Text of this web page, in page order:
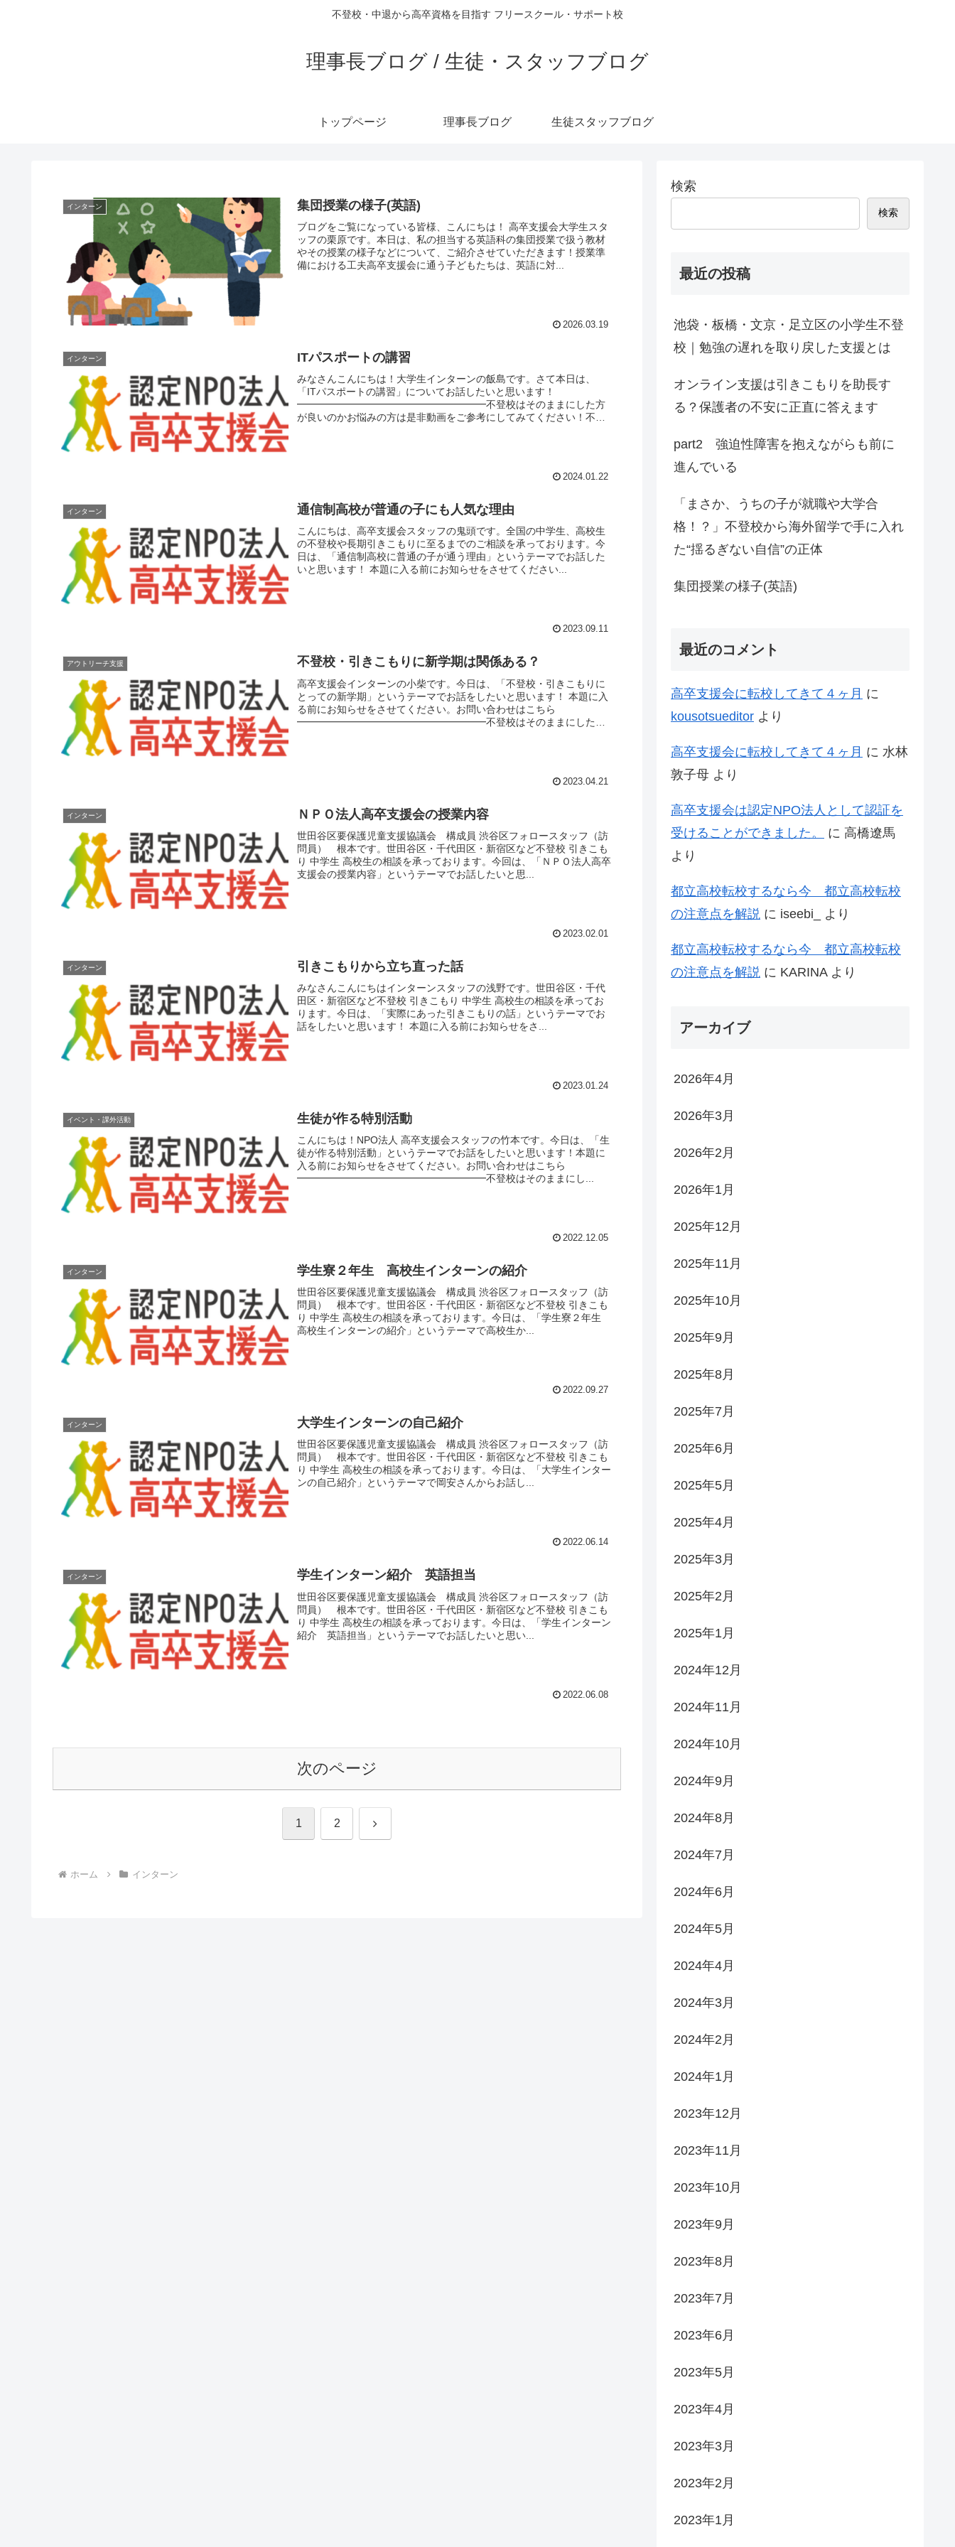
不登校・中退から高卒資格を目指す フリースクール・サポート校
理事長ブログ / 生徒・スタッフブログ
トップページ 理事長ブログ 生徒スタッフブログ
インターン 集団授業の様子(英語)
ブログをご覧になっている皆様、こんにちは！ 高卒支援会大学生スタ
ッフの栗原です。本日は、私の担当する英語科の集団授業で扱う教材
やその授業の様子などについて、ご紹介させていただきます！授業準
備における工夫高卒支援会に通う子どもたちは、英語に対...
2026.03.19
インターン ITパスポートの講習
みなさんこんにちは！大学生インターンの飯島です。さて本日は、
「ITパスポートの講習」についてお話したいと思います！
━━━━━━━━━━━━━━━━━━━不登校はそのままにした方
が良いのかお悩みの方は是非動画をご参考にしてみてください！不登
2024.01.22
インターン 通信制高校が普通の子にも人気な理由
こんにちは、高卒支援会スタッフの鬼頭です。全国の中学生、高校生
の不登校や長期引きこもりに至るまでのご相談を承っております。今
日は、「通信制高校に普通の子が通う理由」というテーマでお話した
いと思います！ 本題に入る前にお知らせをさせてください...
2023.09.11
アウトリーチ支援 不登校・引きこもりに新学期は関係ある？
高卒支援会インターンの小柴です。今日は、「不登校・引きこもりに
とっての新学期」というテーマでお話をしたいと思います！ 本題に入
る前にお知らせをさせてください。お問い合わせはこちら
━━━━━━━━━━━━━━━━━━━不登校はそのままにした
2023.04.21
インターン ＮＰＯ法人高卒支援会の授業内容
世田谷区要保護児童支援協議会 構成員 渋谷区フォロースタッフ（訪
問員） 根本です。世田谷区・千代田区・新宿区など不登校 引きこも
り 中学生 高校生の相談を承っております。今回は、「ＮＰＯ法人高卒
支援会の授業内容」というテーマでお話したいと思...
2023.02.01
インターン 引きこもりから立ち直った話
みなさんこんにちはインターンスタッフの浅野です。世田谷区・千代
田区・新宿区など不登校 引きこもり 中学生 高校生の相談を承ってお
ります。今日は、「実際にあった引きこもりの話」というテーマでお
話をしたいと思います！ 本題に入る前にお知らせをさ...
2023.01.24
イベント・課外活動 生徒が作る特別活動
こんにちは！NPO法人 高卒支援会スタッフの竹本です。今日は、「生
徒が作る特別活動」というテーマでお話をしたいと思います！本題に
入る前にお知らせをさせてください。お問い合わせはこちら
━━━━━━━━━━━━━━━━━━━不登校はそのままにし...
2022.12.05
インターン 学生寮２年生 高校生インターンの紹介
世田谷区要保護児童支援協議会 構成員 渋谷区フォロースタッフ（訪
問員） 根本です。世田谷区・千代田区・新宿区など不登校 引きこも
り 中学生 高校生の相談を承っております。今日は、「学生寮２年生
高校生インターンの紹介」というテーマで高校生か...
2022.09.27
インターン 大学生インターンの自己紹介
世田谷区要保護児童支援協議会 構成員 渋谷区フォロースタッフ（訪
問員） 根本です。世田谷区・千代田区・新宿区など不登校 引きこも
り 中学生 高校生の相談を承っております。今日は、「大学生インター
ンの自己紹介」というテーマで岡安さんからお話し...
2022.06.14
インターン 学生インターン紹介 英語担当
世田谷区要保護児童支援協議会 構成員 渋谷区フォロースタッフ（訪
問員） 根本です。世田谷区・千代田区・新宿区など不登校 引きこも
り 中学生 高校生の相談を承っております。今日は、「学生インターン
紹介 英語担当」というテーマでお話したいと思い...
2022.06.08
次のページ
1 2 次
ホーム インターン
検索
検索
最近の投稿
池袋・板橋・文京・足立区の小学生不登
校｜勉強の遅れを取り戻した支援とは
オンライン支援は引きこもりを助長す
る？保護者の不安に正直に答えます
part2 強迫性障害を抱えながらも前に
進んでいる
「まさか、うちの子が就職や大学合
格！？」不登校から海外留学で手に入れ
た“揺るぎない自信”の正体
集団授業の様子(英語)
最近のコメント
高卒支援会に転校してきて４ヶ月 に
kousotsueditor より
高卒支援会に転校してきて４ヶ月 に 水林
敦子母 より
高卒支援会は認定NPO法人として認証を
受けることができました。
に 高橋遼馬
より
都立高校転校するなら今 都立高校転校
の注意点を解説 に iseebi_ より
都立高校転校するなら今 都立高校転校
の注意点を解説 に KARINAより
アーカイブ
2026年4月
2026年3月
2026年2月
2026年1月
2025年12月
2025年11月
2025年10月
2025年9月
2025年8月
2025年7月
2025年6月
2025年5月
2025年4月
2025年3月
2025年2月
2025年1月
2024年12月
2024年11月
2024年10月
2024年9月
2024年8月
2024年7月
2024年6月
2024年5月
2024年4月
2024年3月
2024年2月
2024年1月
2023年12月
2023年11月
2023年10月
2023年9月
2023年8月
2023年7月
2023年6月
2023年5月
2023年4月
2023年3月
2023年2月
2023年1月